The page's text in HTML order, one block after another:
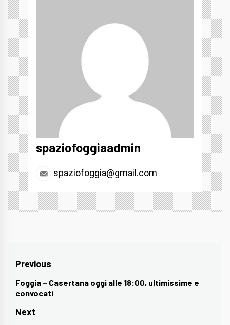
spaziofoggiaadmin
spaziofoggia@gmail.com
Navigazione
articoli
Previous
Previous
post:
Foggia – Casertana oggi alle 18:00, ultimissime e
convocati
Next